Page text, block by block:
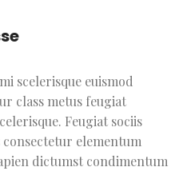
scelerisque euismod
class metus feugiat
Feugiat sociis
consectetur elementum
dictumst condimentum